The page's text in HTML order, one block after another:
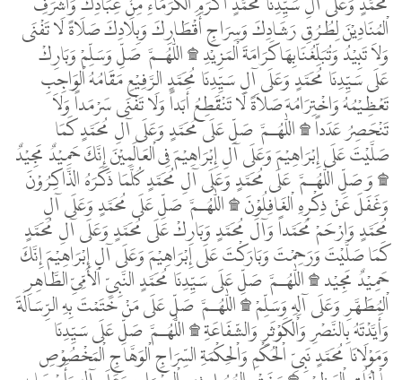
اْلمُنَادِيْنَ لِطُرُقِ رَشَادِكَ وَسِرَاجِ أَقْطَارِكَ وَبِلَادِكَ صَلَاةً لَا تَفْنَى
وَلاَ تَبِيْدُ وَتُبَلِّغُنَابِهَاكَرَامَةَ اْلمَزِيْدِ ۩ اللّٰهُـمَّ صَلِّ وَسَلِّمْ وَبَارِكْ
عَلَى سَيِّدِنَا مُحَمَّدٍ وَعَلَى آلِ سَيِّدِنَا مُحَمَّدٍ الرَّفِيْعِ مَقَامُهُ اْلوَاجِبِ
تَعْظِيْمُهُ وَاخْتِرَامُهَ صَلاَةً لَا تَنْقَطِعُ أَبَداً وَلَا تَفْنَى سَرْمَداً وَلاَ
تَنْحَصِرُ عَدَداً ۩ اللّٰهُـمَّ صَلِّ عَلَى مُحَمَّدٍ وَعَلَى آلِ مُحَمَّدٍ كَمَا
صَلَّيْتَ عَلَى إِبْرَاهِيْمَ وَعَلَى آلِ إِبْرَاهِيْمَ فِى اْلعَالَمِيْنَ إِنَّكَ حَمِيْدٌ مَجِيْدٌ
۩ وَ صَلِّ اللّٰهُـمَّ عَلَى مُحَمَّدٍ وَعَلَى آلِ مُحَمَّدٍ كُلَّمَا ذَكَرَهُ الذَّاكِرُوْنَ
وَغَفَلَ عَنْ ذِكْرِهِ اْلغَافِلُوْنَ ۩ اللّٰهُـمَّ صَلِّ عَلَى مُحَمَّدٍ وَعَلَى آلِ
مُحَمَّدٍ وَارْحَمْ مُحَمَّداً وَآلَ مُحَمَّدٍ وَبَارِكْ عَلَى مُحَمَّدٍ وَعَلَى آلِ مُحَمَّدٍ
كَمَا صَلَّيْتَ وَرَحِمْتَ وَبَارَكْتَ عَلَى إِبْرَاهِيْمَ وَعَلَى آلِ إِبْرَاهِيْمَ إِنَّكَ
حَمِيْدٌ مَجِيْد ۩ اللّٰهُـمَّ صَلِّ عَلَى سَيِّدِنَا مُحَمَّدٍ النَّبِىِّ اْلأُمِّىِّ الطَّاهِرِ
اْلمُطَهَّرِ وَعَلَى آلِهِ وَسَلِّمْ ۩ اللّٰهُـمَّ صَلِّ عَلَى مَنْ خَتَمْتَ بِهِ الرِّسَالَةَ
وَأَيَّدْتَهُ بِالنَّصْرِ وَاْلكَوْثَرِ وَالشّفَاعَةِ ۩ اللّٰهُـمَّ صَلِّ عَلَى سَيِّدِنَا
وَمَوْلَانَا مُحَمَّدٍ نَبِىِّ اْلحُكْمِ وَاْلحِكْمَةِ السِّرَاجِ اْلوَهَّاجِ اْلمَخْصُوْصِ